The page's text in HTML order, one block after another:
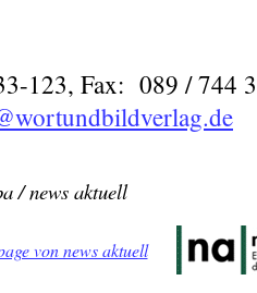
123, Fax: 089 / 744
/ news aktuell
von news aktuell